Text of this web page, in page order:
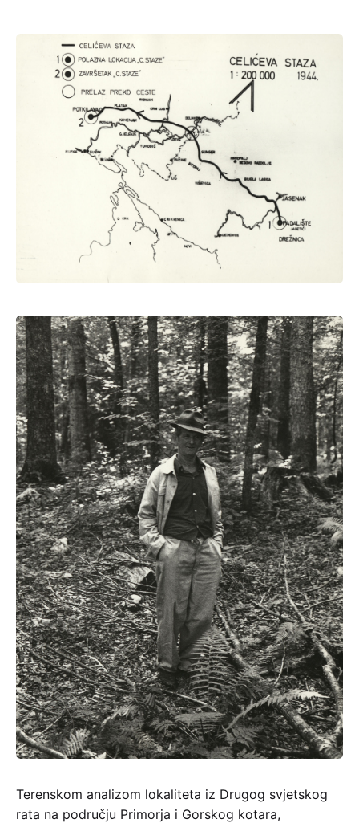
Terenskom analizom lokaliteta iz Drugog svjetskog
rata na području Primorja i Gorskog kotara,